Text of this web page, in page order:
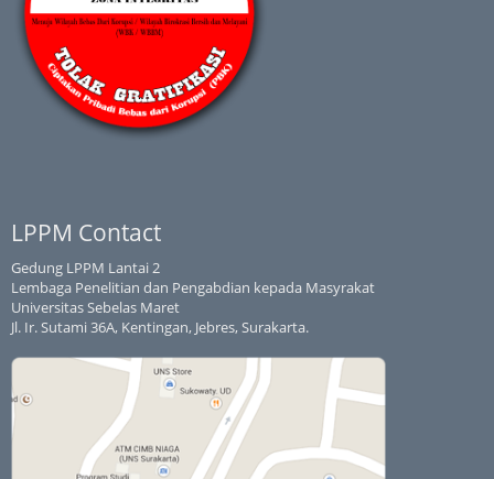
LPPM Contact
Gedung LPPM Lantai 2
Lembaga Penelitian dan Pengabdian kepada Masyrakat
Universitas Sebelas Maret
Jl. Ir. Sutami 36A, Kentingan, Jebres, Surakarta.